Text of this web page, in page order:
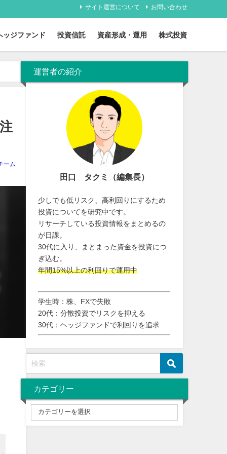
サイト運営について お問い合わせ
ッジファンド 投資信託 資産形成・運用 株式投資
ーム
運営者の紹介
田口 タクミ（編集長）
少しでも低リスク、高利回りにするため
投資についてを研究中です。
リサーチしている投資情報をまとめるの
が日課。
30代に入り、まとまった資金を投資につ
ぎ込む。
年間15%以上の利回りで運用中
学生時：株、FXで失敗
20代：分散投資でリスクを抑える
30代：ヘッジファンドで利回りを追求
カテゴリー